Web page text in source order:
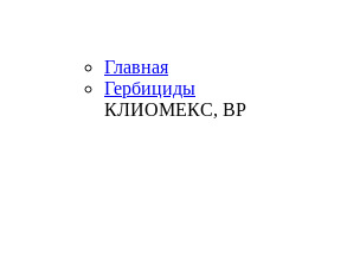
Главная
Гербициды
КЛИОМЕКС, ВР